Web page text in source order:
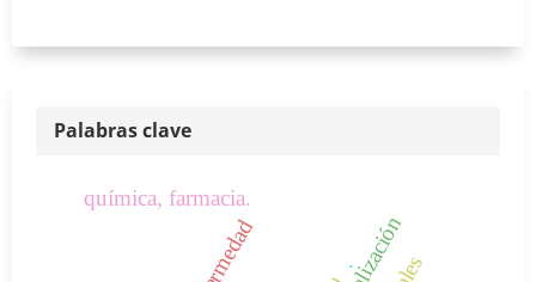
Palabras clave
química, farmacia.
.